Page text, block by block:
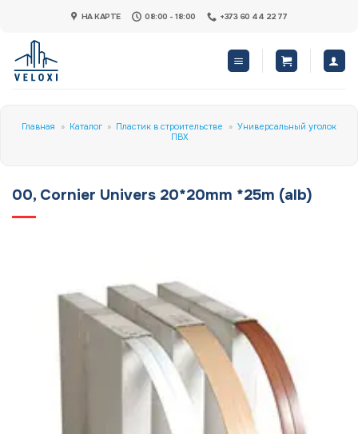
content
НА КАРТЕ 08:00 - 18:00 +373 60 44 22 77
Главная » Каталог » Пластик в строительстве » Универсальный уголок
ПВХ
00, Cornier Univers 20*20mm *25m (alb)